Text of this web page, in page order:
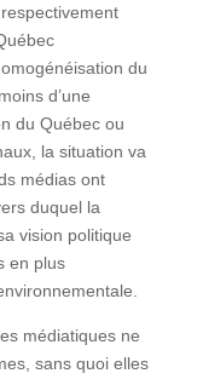
du
d’une
du Québec ou
la situation va
médias ont
duquel la
vision politique
en plus
médiatiques ne
sans quoi elles